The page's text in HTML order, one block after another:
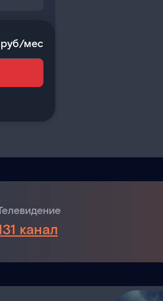
руб/мес
канал